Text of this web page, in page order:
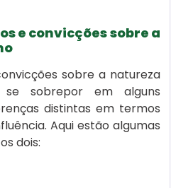
e convicções sobre a
sobre a natureza
sobrepor em alguns
distintas em termos
Aqui estão algumas
dois: